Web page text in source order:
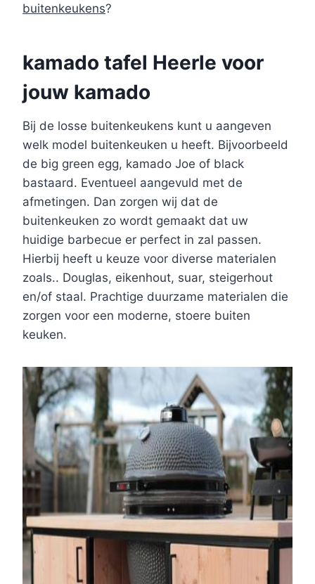
buitenkeukens?
kamado tafel Heerle voor
jouw kamado
Bij de losse buitenkeukens kunt u aangeven
welk model buitenkeuken u heeft. Bijvoorbeeld
de big green egg, kamado Joe of black
bastaard. Eventueel aangevuld met de
afmetingen. Dan zorgen wij dat de
buitenkeuken zo wordt gemaakt dat uw
huidige barbecue er perfect in zal passen.
Hierbij heeft u keuze voor diverse materialen
zoals.. Douglas, eikenhout, suar, steigerhout
en/of staal. Prachtige duurzame materialen die
zorgen voor een moderne, stoere buiten
keuken.